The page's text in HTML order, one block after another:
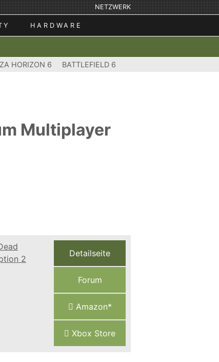
NETZWERK
HARDWARE
HORIZON 6 BATTLEFIELD 6
Multiplayer
Detailseite
Forum
Amazon*
Xbox Store